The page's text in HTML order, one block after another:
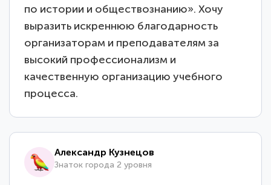
по истории и обществознанию». Хочу
выразить искреннюю благодарность
организаторам и преподавателям за
высокий профессионализм и
качественную организацию учебного
процесса.
Александр Кузнецов
Знаток города 2 уровня